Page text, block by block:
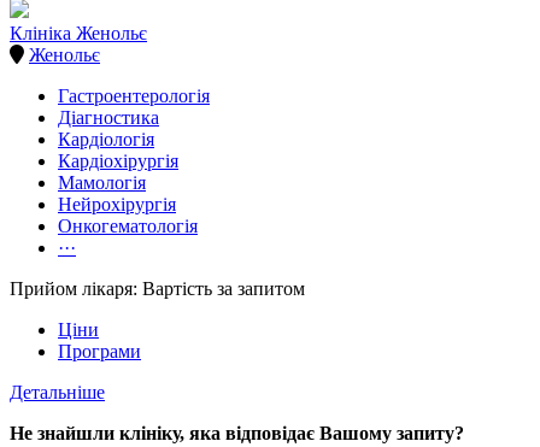
Клініка Женольє
Женольє
Гастроентерологія
Діагностика
Кардіологія
Кардіохірургія
Мамологія
Нейрохірургія
Онкогематологія
···
Прийом лікаря: Вартість за запитом
Ціни
Програми
Детальніше
Не знайшли клініку, яка відповідає Вашому запиту?